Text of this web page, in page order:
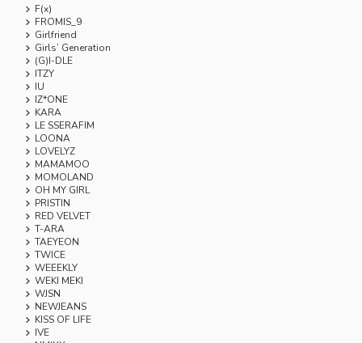
F(x)
FROMIS_9
Girlfriend
Girls’ Generation
(G)I-DLE
ITZY
IU
IZ*ONE
KARA
LE SSERAFIM
LOONA
LOVELYZ
MAMAMOO
MOMOLAND
OH MY GIRL
PRISTIN
RED VELVET
T-ARA
TAEYEON
TWICE
WEEEKLY
WEKI MEKI
WJSN
NEWJEANS
KISS OF LIFE
IVE